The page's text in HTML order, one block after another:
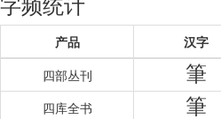
产品 汉字
四部丛刊
筆
四库全书
筆